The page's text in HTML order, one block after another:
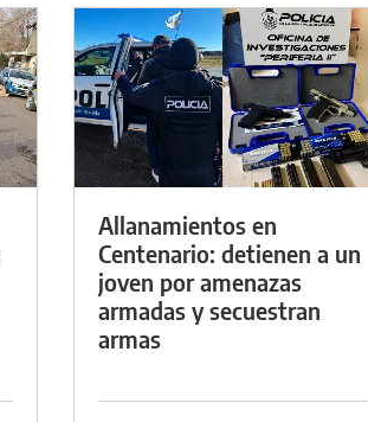
Allanamientos en
Centenario: detienen a un
joven por amenazas
armadas y secuestran
armas